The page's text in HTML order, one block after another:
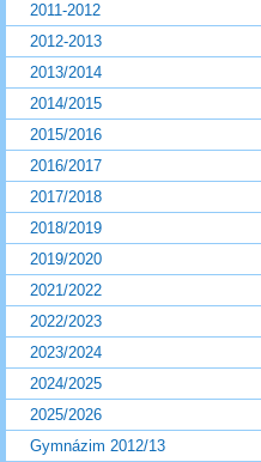
2011-2012
2012-2013
2013/2014
2014/2015
2015/2016
2016/2017
2017/2018
2018/2019
2019/2020
2021/2022
2022/2023
2023/2024
2024/2025
2025/2026
Gymnázim 2012/13